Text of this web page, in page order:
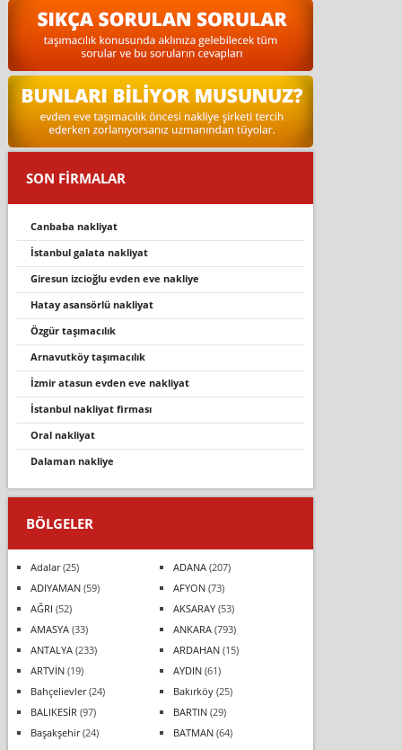
SON FİRMALAR
canbaba nakliyat
i̇stanbul galata nakliyat
giresun izcioğlu evden eve nakliye
hatay asansörlü nakliyat
özgür taşimacilik
arnavutköy taşimacilik
i̇zmir atasun evden eve nakliyat
i̇stanbul nakliyat firması
oral nakliyat
dalaman nakli̇ye
BÖLGELER
Adalar(25) ADANA(207)
ADIYAMAN(59) AFYON(73)
AĞRI (52) AKSARAY(53)
AMASYA(33) ANKARA(793)
ANTALYA(233) ARDAHAN(15)
ARTVİN(19) AYDIN(61)
Bahçelievler(24) Bakırköy(25)
BALIKESİR (97) BARTIN(29)
Başakşehir(24) BATMAN(64)